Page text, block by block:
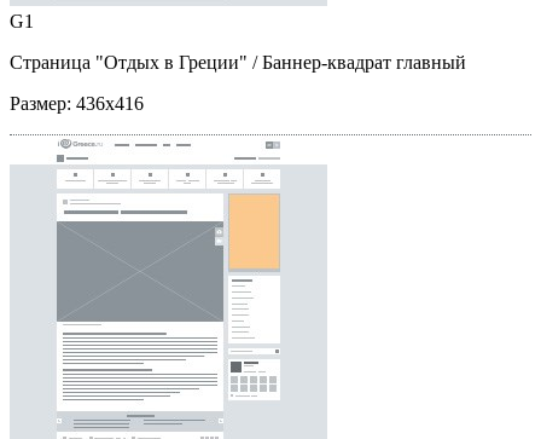
G1
Страница "Отдых в Греции" / Баннер-квадрат главный
Размер: 436x416